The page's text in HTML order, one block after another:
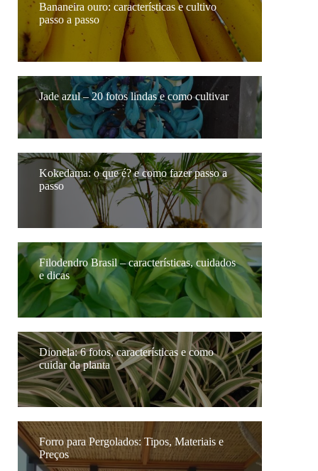
Bananeira ouro: características e cultivo
passo a passo
Jade azul – 20 fotos lindas e como cultivar
Kokedama: o que é? e como fazer passo a
passo
Filodendro Brasil – características, cuidados
e dicas
Dionela: 6 fotos, características e como
cuidar da planta
Forro para Pergolados: Tipos, Materiais e
Preços